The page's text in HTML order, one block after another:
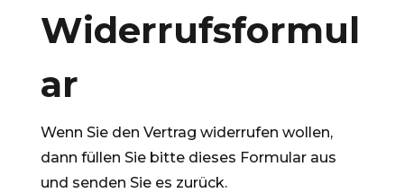
Widerrufsformul
ar
Wenn Sie den Vertrag widerrufen wollen,
dann füllen Sie bitte dieses Formular aus
und senden Sie es zurück.